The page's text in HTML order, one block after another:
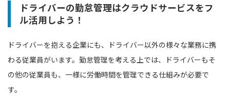
ドライバーの勤怠管理はクラウドサービスをフ
ル活用しよう！
ドライバーを抱える企業にも、ドライバー以外の様々な業務に携
わる従業員がいます。勤怠管理を考える上では、ドライバーもそ
の他の従業員も、一様に労働時間を管理できる仕組みが必要で
す。